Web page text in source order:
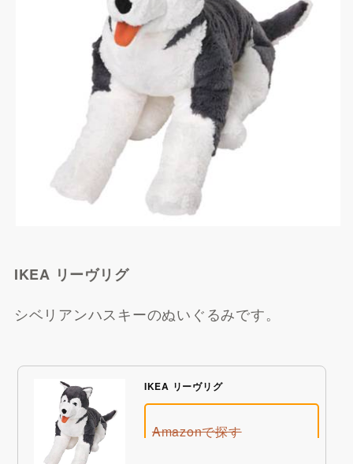
IKEA リーヴリグ
シベリアンハスキーのぬいぐるみです。
IKEA リーヴリグ
Amazonで探す